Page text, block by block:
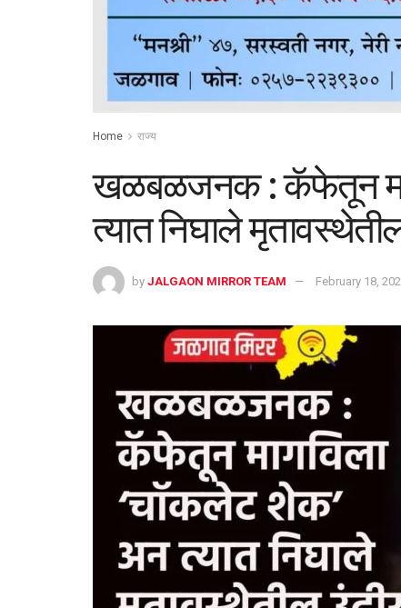
Home राज्य
खळबळजनक : कॅफेतून
त्यात निघाले
by JALGAON MIRROR TEAM February 18,